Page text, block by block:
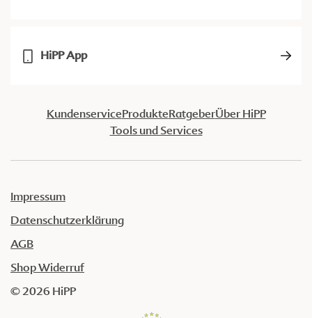
HiPP App
KundenserviceProdukteRatgeberÜber HiPP
Tools und Services
Impressum
Datenschutzerklärung
AGB
Shop Widerruf
© 2026 HiPP